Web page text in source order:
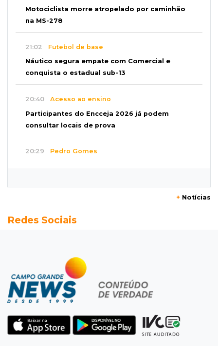
Motociclista morre atropelado por caminhão
na MS-278
21:02 Futebol de base
Náutico segura empate com Comercial e
conquista o estadual sub-13
20:40 Acesso ao ensino
Participantes do Encceja 2026 já podem
consultar locais de prova
20:29 Pedro Gomes
Pantanal treina em Goiânia antes de jogo que
Campeonato Brasileiro
Remo busca empate com Atlético-MG e segue
na zona de rebaixamento
Defesa diz que preso suspeito de sequestro
só emprestou casa a conhecido
+ Notícias
Redes Sociais